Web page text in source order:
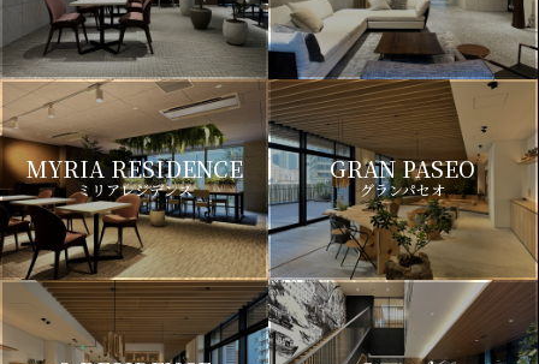
MYRIA RESIDENCE
ミリアレジデンス
GRAN PASEO
グランパセオ